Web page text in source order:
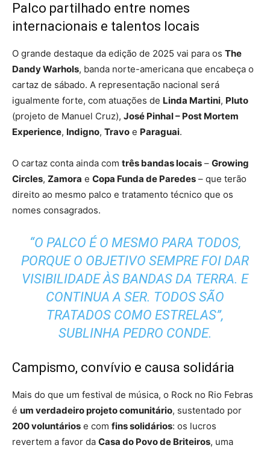
Palco partilhado entre nomes
internacionais e talentos locais
O grande destaque da edição de 2025 vai para os The
Dandy Warhols, banda norte-americana que encabeça o
cartaz de sábado. A representação nacional será
igualmente forte, com atuações de Linda Martini, Pluto
(projeto de Manuel Cruz), José Pinhal – Post Mortem
Experience, Indigno, Travo e Paraguai.
O cartaz conta ainda com três bandas locais – Growing
Circles, Zamora e Copa Funda de Paredes – que terão
direito ao mesmo palco e tratamento técnico que os
nomes consagrados.
“O PALCO É O MESMO PARA TODOS,
PORQUE O OBJETIVO SEMPRE FOI DAR
VISIBILIDADE ÀS BANDAS DA TERRA. E
CONTINUA A SER. TODOS SÃO
TRATADOS COMO ESTRELAS”,
SUBLINHA PEDRO CONDE.
Campismo, convívio e causa solidária
Mais do que um festival de música, o Rock no Rio Febras
é um verdadeiro projeto comunitário, sustentado por
200 voluntários e com fins solidários: os lucros
revertem a favor da Casa do Povo de Briteiros, uma